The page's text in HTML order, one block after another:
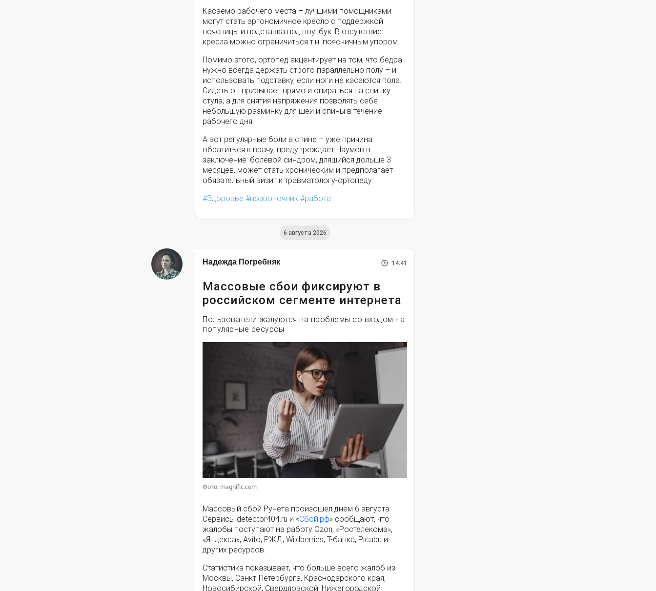
Касаемо рабочего места – лучшими помощниками
могут стать эргономичное кресло с поддержкой
поясницы и подставка под ноутбук. В отсутствие
кресла можно ограничиться т.н. поясничным упором.
Помимо этого, ортопед акцентирует на том, что бедра
нужно всегда держать строго параллельно полу – и
использовать подставку, если ноги не касаются пола.
Сидеть он призывает прямо и опираться на спинку
стула; а для снятия напряжения позволять себе
небольшую разминку для шеи и спины в течение
рабочего дня.
А вот регулярные боли в спине – уже причина
обратиться к врачу, предупреждает Наумов в
заключение: болевой синдром, длящийся дольше 3
месяцев, может стать хроническим и предполагает
обязательный визит к травматологу-ортопеду.
Здоровье
позвоночник работа
6 августа 2026
Надежда Погребняк 14:41
Массовые сбои фиксируют в
российском сегменте интернета
Пользователи жалуются на проблемы со входом на
популярные ресурсы
Фото: magnific.com
Массовый сбой Рунета произошел днем 6 августа.
Сервисы detector404.ru и «Сбой.рф» сообщают, что
жалобы поступают на работу Ozon, «Ростелекома»,
«Яндекса», Avito, РЖД, Wildberries, Т-банка, Picabu и
других ресурсов.
Статистика показывает, что больше всего жалоб из
Москвы, Санкт-Петербурга, Краснодарского края,
Новосибирской, Свердловской, Нижегородской